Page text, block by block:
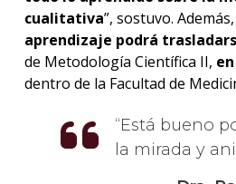
cualitativa”, sostuvo.
aprendizaje podrá
de Metodología Científica II,
dentro de la Facultad de
Está bueno
la mirada y